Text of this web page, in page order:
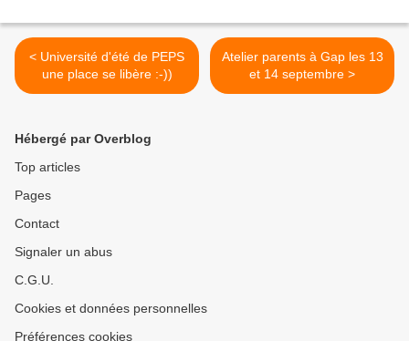
< Université d'été de PEPS
une place se libère :-))
Atelier parents à Gap les 13
et 14 septembre >
Hébergé par Overblog
Top articles
Pages
Contact
Signaler un abus
C.G.U.
Cookies et données personnelles
Préférences cookies